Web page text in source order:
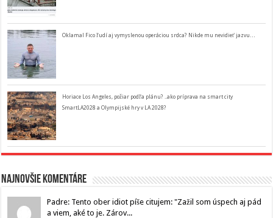
Oklamal Fico ľudí aj vymyslenou operáciou srdca? Nikde mu nevidieť jazvu…
Horiace Los Angeles, požiar podľa plánu? ..ako príprava na smart city
SmartLA2028 a Olympijské hry v LA 2028?
Najnovšie komentáre
Padre: Tento ober idiot píše citujem: "Zažil som úspech aj pád
a viem, aké to je. Zárov...